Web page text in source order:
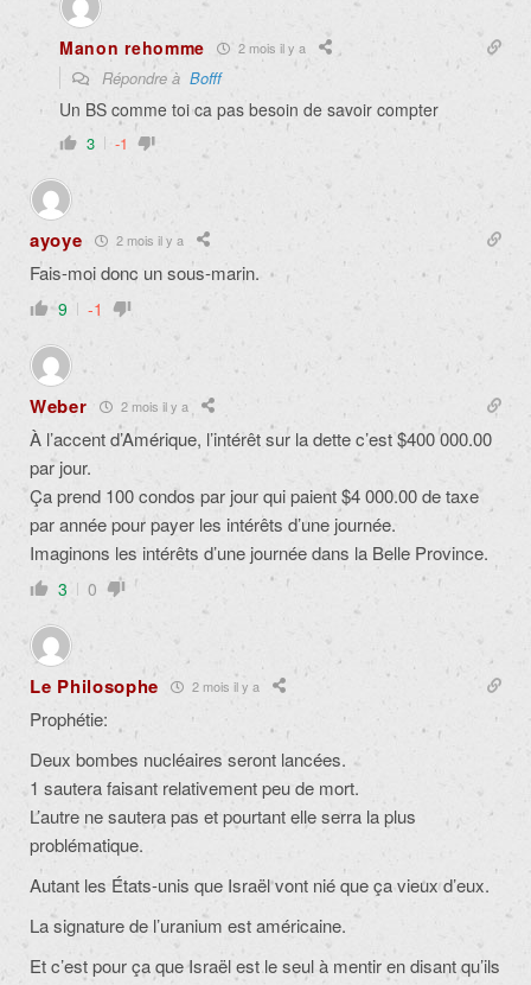
Manon rehomme 2 mois il y a
Répondre à Bofff
Un BS comme toi ca pas besoin de savoir compter
3 -1
ayoye 2 mois il y a
Fais-moi donc un sous-marin.
9 -1
Weber 2 mois il y a
À l’accent d’Amérique, l’intérêt sur la dette c’est $400 000.00
par jour.
Ça prend 100 condos par jour qui paient $4 000.00 de taxe
par année pour payer les intérêts d’une journée.
Imaginons les intérêts d’une journée dans la Belle Province.
3 0
Le Philosophe 2 mois il y a
Prophétie:
Deux bombes nucléaires seront lancées.
1 sautera faisant relativement peu de mort.
L’autre ne sautera pas et pourtant elle serra la plus
problématique.
Autant les États-unis que Israël vont nié que ça vieux d’eux.
La signature de l’uranium est américaine.
Et c’est pour ça que Israël est le seul à mentir en disant qu’ils